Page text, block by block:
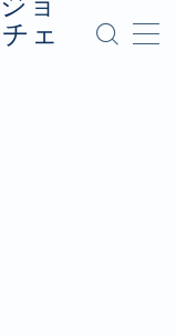
ェ